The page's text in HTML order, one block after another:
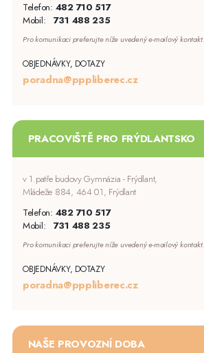
Telefon: 482 710 517
Mobil: 731 488 235
Pro komunikaci preferujte níže uvedený e-mailový kontakt.
OBJEDNÁVKY, DOTAZY
poradna@pppliberec.cz
PRACOVIŠTĚ PRO FRÝDLANTSKO
v 1.patře budovy Gymnázia - Frýdlant,
Mládeže 884, 464 01, Frýdlant
Telefon: 482 710 517
Mobil: 731 488 235
Pro komunikaci preferujte níže uvedený e-mailový kontakt.
OBJEDNÁVKY, DOTAZY
poradna@pppliberec.cz
NAŠE PROVOZNÍ DOBA